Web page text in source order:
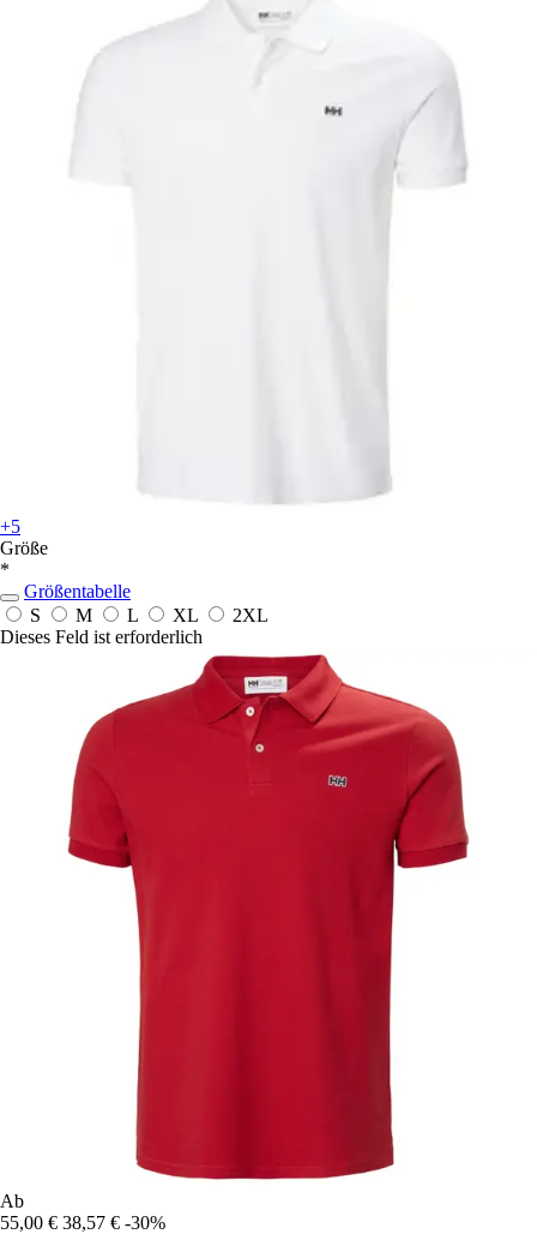
+5
Größe
*
Größentabelle
S
M L XL
2XL
Dieses Feld ist erforderlich
Ab
55,00 € 38,57 € -30%